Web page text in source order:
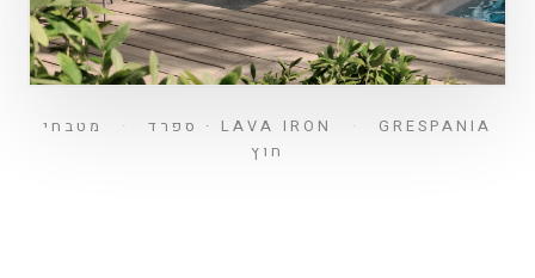
LAVA IRON · GRESPANIA · ספרד ·
מטבחי
חוץ